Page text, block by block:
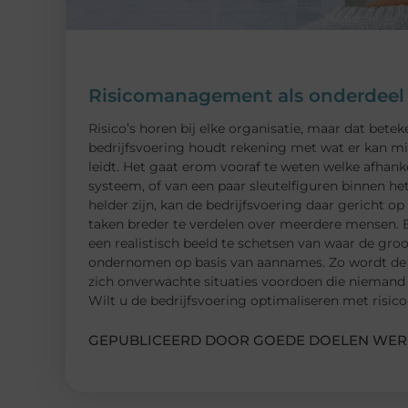
Risicomanagement als
Risico’s horen bij elke organisatie, maar dat
bedrijfsvoering houdt rekening met wat er kan
leidt. Het gaat erom vooraf te weten welke
systeem, of van een paar sleutelfiguren binnen
helder zijn, kan de bedrijfsvoering daar gericht
taken breder te verdelen over meerdere
een realistisch beeld te schetsen van waar de
ondernomen op basis van aannames. Zo wordt
zich onverwachte situaties voordoen die
Wilt u de bedrijfsvoering optimaliseren met
GEPUBLICEERD DOOR GOEDE DOELEN